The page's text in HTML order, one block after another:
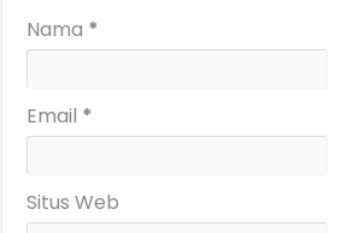
Nama *
Email *
Situs Web